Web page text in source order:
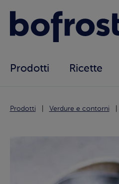
Prodotti Ricette
Prodotti Verdure e contorni